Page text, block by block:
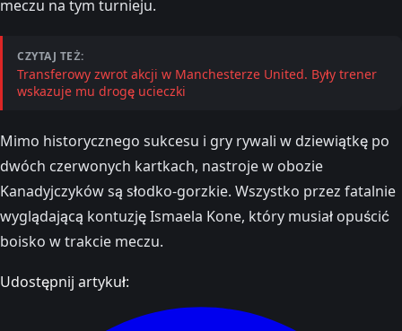
meczu na tym turnieju.
CZYTAJ TEŻ:
Transferowy zwrot akcji w Manchesterze United. Były trener
wskazuje mu drogę ucieczki
Mimo historycznego sukcesu i gry rywali w dziewiątkę po
dwóch czerwonych kartkach, nastroje w obozie
Kanadyjczyków są słodko-gorzkie. Wszystko przez fatalnie
wyglądającą kontuzję Ismaela Kone, który musiał opuścić
boisko w trakcie meczu.
Udostępnij artykuł: